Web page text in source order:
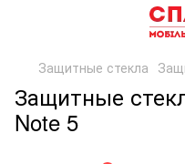
Защитные стекла
Защитные
Note 5